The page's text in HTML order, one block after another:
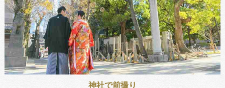
神社で前撮り